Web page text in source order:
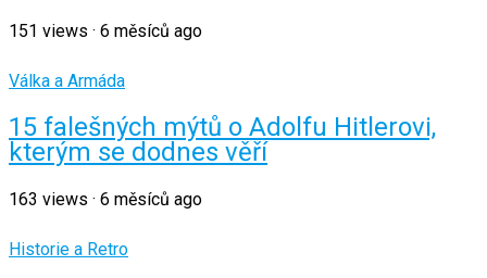
151 views · 6 měsíců ago
Válka a Armáda
15 falešných mýtů o Adolfu Hitlerovi,
kterým se dodnes věří
163 views · 6 měsíců ago
Historie a Retro